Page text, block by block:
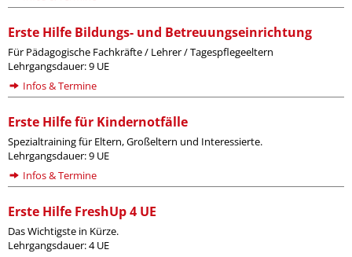
Erste Hilfe Bildungs- und Betreuungseinrichtung
Für Pädagogische Fachkräfte / Lehrer / Tagespflegeeltern
Lehrgangsdauer: 9 UE
Infos & Termine
Erste Hilfe für Kindernotfälle
Spezialtraining für Eltern, Großeltern und Interessierte.
Lehrgangsdauer: 9 UE
Infos & Termine
Erste Hilfe FreshUp 4 UE
Das Wichtigste in Kürze.
Lehrgangsdauer: 4 UE